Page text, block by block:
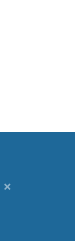
функциональных